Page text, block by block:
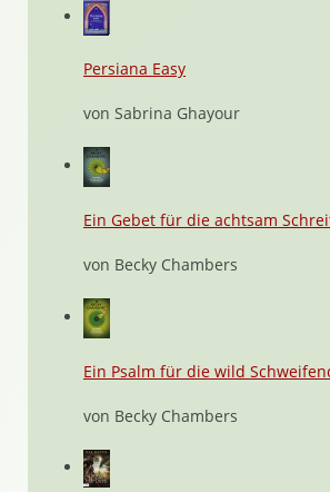
Persiana Easy
von Sabrina Ghayour
Ein Gebet für die achtsam
von Becky Chambers
Ein Psalm für die wild
von Becky Chambers